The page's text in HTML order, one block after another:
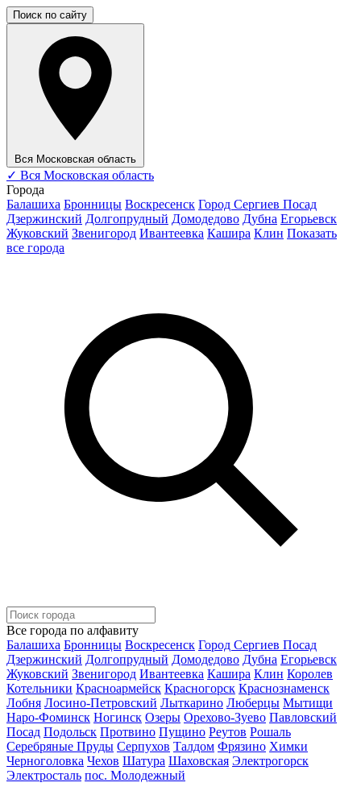
Поиск по сайту
Вся Московская область
✓ Вся Московская область
Города
Балашиха Бронницы Воскресенск Город Сергиев Посад
Дзержинский Долгопрудный Домодедово Дубна Егорьевск
Жуковский Звенигород Ивантеевка Кашира Клин Показать
все города
Все города по алфавиту
Балашиха Бронницы Воскресенск Город Сергиев Посад
Дзержинский Долгопрудный Домодедово Дубна Егорьевск
Жуковский Звенигород Ивантеевка Кашира Клин Королев
Котельники Красноармейск Красногорск Краснознаменск
Лобня Лосино-Петровский Лыткарино Люберцы Мытищи
Наро-Фоминск Ногинск Озеры Орехово-Зуево Павловский
Посад Подольск Протвино Пущино Реутов Рошаль
Серебряные Пруды Серпухов Талдом Фрязино Химки
Черноголовка Чехов Шатура Шаховская Электрогорск
Электросталь пос. Молодежный